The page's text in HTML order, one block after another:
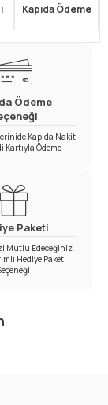
Kapıda Ödeme
Ödeme
Kapıda Nakit
Kartıyla Ödeme
Paketi
Mutlu Edeceğiniz
Hediye Paketi